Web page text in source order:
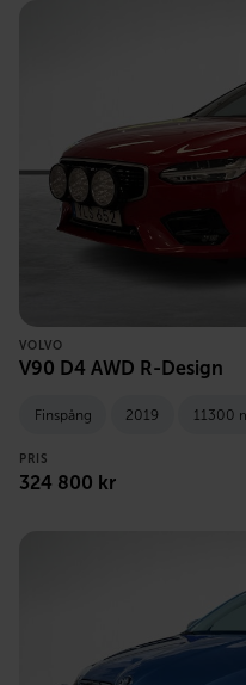
VOLVO
V90 D4 AWD R-Design
Finspång 2019 11300
PRIS
324 800 kr